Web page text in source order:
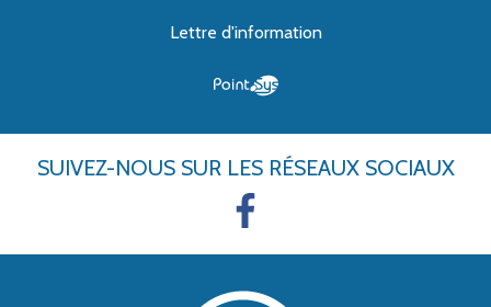
Lettre d'information
SUIVEZ-NOUS SUR LES RÉSEAUX SOCIAUX